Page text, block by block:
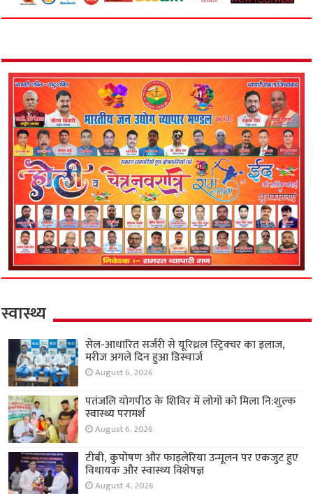
स्वास्थ्य
सेल-आधारित सर्जरी से यूरिथ्रल स्ट्रिक्चर का इलाज,
मरीज अगले दिन हुआ डिस्चार्ज
August 6, 2026
पतंजलि योगपीठ के शिविर में लोगों को मिला नि:शुल्क
स्वास्थ्य परामर्श
August 6, 2026
टीबी, कुपोषण और फाइलेरिया उन्मूलन पर एकजुट हुए
विधायक और स्वास्थ्य विशेषज्ञ
August 4, 2026